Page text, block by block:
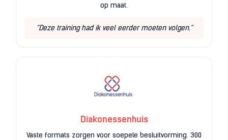
op maat.
“Deze training had ik veel eerder moeten volgen.”
Diakonessenhuis
Vaste formats zorgen voor soepele besluitvorming. 300